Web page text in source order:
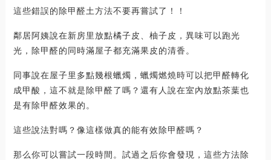
這些錯誤的除甲醛土方法不要再嘗試了！！
鄰居阿姨說在新房里放點橘子皮、柚子皮，異味可以跑光
光，除甲醛的同時滿屋子都充滿果皮的清香。
同事說在屋子里多點幾根蠟燭，蠟燭燃燒時可以把甲醛轉化
成甲酸，這不就是除甲醛了嗎？還有人說在室內放點茶葉也
是有除甲醛效果的。
這些說法對嗎？像這樣做真的能有效除甲醛嗎？
那么你可以嘗試一段時間。試過之后你會發現，這些方法除